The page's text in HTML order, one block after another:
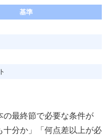
基準
の最終節で必要な条件が
十分か」「何点差以上が必